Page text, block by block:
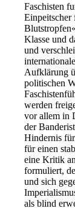
Faschisten
Einpeitscher
Klasse und
und
Aufklärung
politischen
werden
vor allem in
der
Hindernis
für einen
eine Kritik
formuliert,
und sich
als blind